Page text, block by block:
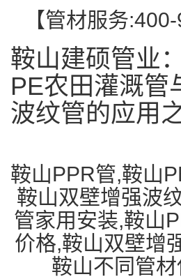
【管材服务
鞍山建硕管业
PE农田灌溉管
波纹管的应用
鞍山PPR管,鞍山
鞍山双壁增强波
管家用安装,鞍山
价格,鞍山双壁增
鞍山不同管